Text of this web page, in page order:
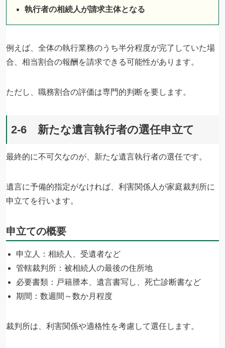
執行者の相続人が請求主体となる
例えば、全体の執行業務のうち半分程度が完了していた場
合、相当割合の報酬を請求できる可能性があります。
ただし、職務割合の評価は専門的判断を要します。
2-6 新たな遺言執行者の選任申立て
最終的に不可欠なのが、新たな遺言執行者の選任です。
遺言に予備的指定がなければ、利害関係人が家庭裁判所に
申立てを行います。
申立ての概要
申立人：相続人、受遺者など
管轄裁判所：被相続人の最後の住所地
必要書類：戸籍謄本、遺言書写し、死亡診断書など
期間：数週間～数か月程度
裁判所は、利害関係や適格性を考慮して選任します。